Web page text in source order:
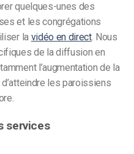
quelques-unes des
et les congrégations
la vidéo en direct. Nous
de la diffusion en
l’augmentation de la
les paroissiens
services